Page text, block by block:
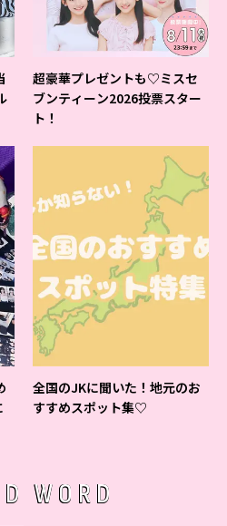
超豪華プレゼントも♡ミスセ
ブンティーン2026投票スター
ト！
全国のJKに聞いた！地元のお
すすめスポット集♡
WORD